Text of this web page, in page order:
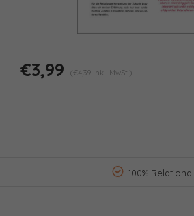
€3,99 (€4,39 Inkl. MwSt.)
100% Relational